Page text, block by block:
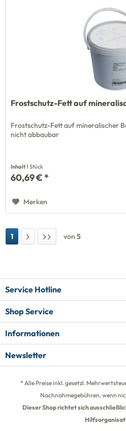
Frostschutz-Fett auf
Frostschutz-Fett auf mineralischer
nicht abbaubar
Inhalt1 Stück
60,69 € *
Merken
1 von 5
Service Hotline
Shop Service
Informationen
Newsletter
* Alle Preise inkl. gesetzl.
Nachnahmegebühren, wenn
Dieser Shop richtet sich